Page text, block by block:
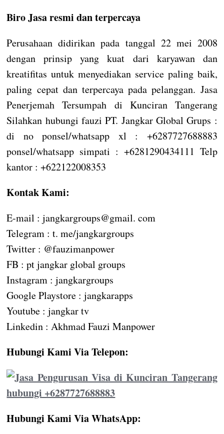
Biro Jasa resmi dan terpercaya
Perusahaan didirikan pada tanggal 22 mei 2008
dengan prinsip yang kuat dari karyawan dan
kreatifitas untuk menyediakan service paling baik,
paling cepat dan terpercaya pada pelanggan. Jasa
Penerjemah Tersumpah di Kunciran Tangerang
Silahkan hubungi fauzi PT. Jangkar Global Grups :
di no ponsel/whatsapp xl : +6287727688883
ponsel/whatsapp simpati : +6281290434111 Telp
kantor : +622122008353
Kontak Kami:
E-mail : jangkargroups@gmail. com
Telegram : t. me/jangkargroups
Twitter : @fauzimanpower
FB : pt jangkar global groups
Instagram : jangkargroups
Google Playstore : jangkarapps
Youtube : jangkar tv
Linkedin : Akhmad Fauzi Manpower
Hubungi Kami Via Telepon:
Hubungi Kami Via WhatsApp: